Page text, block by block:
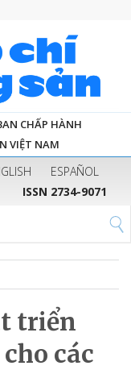
CHẤP HÀNH
VIỆT NAM
ESPAÑOL
ISSN 2734-9071
triển
các